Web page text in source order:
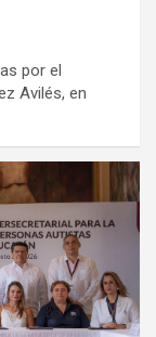
por el
Avilés, en